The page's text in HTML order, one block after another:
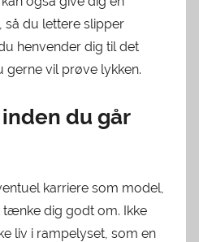
så du lettere slipper
henvender dig til det
vil prøve lykken.
du går
karriere som model,
dig godt om. Ikke
liv i rampelyset, som en